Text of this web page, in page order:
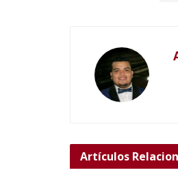
Artículos